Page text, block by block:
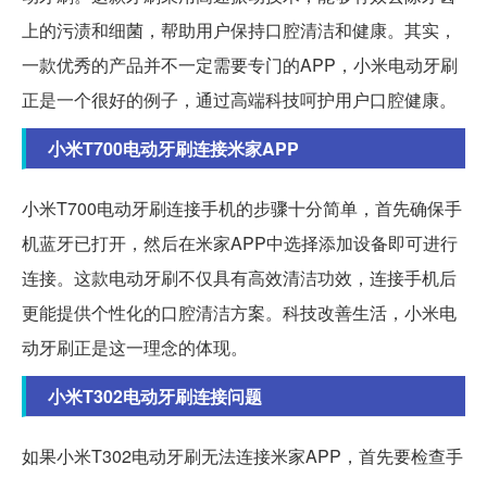
上的污渍和细菌，帮助用户保持口腔清洁和健康。其实，
一款优秀的产品并不一定需要专门的APP，小米电动牙刷
正是一个很好的例子，通过高端科技呵护用户口腔健康。
小米T700电动牙刷连接米家APP
小米T700电动牙刷连接手机的步骤十分简单，首先确保手
机蓝牙已打开，然后在米家APP中选择添加设备即可进行
连接。这款电动牙刷不仅具有高效清洁功效，连接手机后
更能提供个性化的口腔清洁方案。科技改善生活，小米电
动牙刷正是这一理念的体现。
小米T302电动牙刷连接问题
如果小米T302电动牙刷无法连接米家APP，首先要检查手